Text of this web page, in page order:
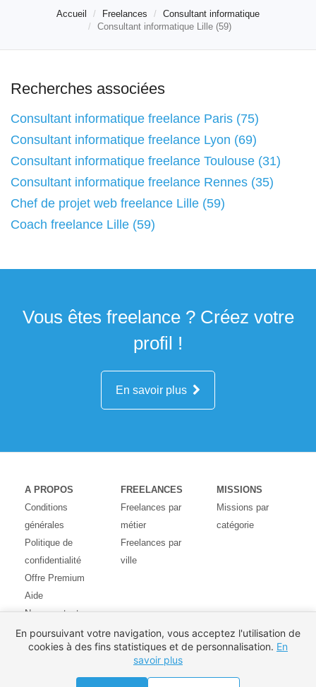
Accueil Freelances
Consultant informatique
Consultant informatique Lille (59)
Recherches associées
Consultant informatique freelance Paris (75)
Consultant informatique freelance Lyon (69)
Consultant informatique freelance Toulouse (31)
Consultant informatique freelance Rennes (35)
Chef de projet web freelance Lille (59)
Coach freelance Lille (59)
Vous êtes freelance ? Créez votre
profil !
En savoir plus
A PROPOS
Conditions
générales
Politique de
confidentialité
Offre Premium
Aide
Nous contacter
Avis des
utilisateurs
FREELANCES
Freelances par
métier
Freelances par
ville
MISSIONS
Missions par
catégorie
En poursuivant votre navigation, vous acceptez l'utilisation de
cookies à des fins statistiques et de personnalisation. En
savoir plus